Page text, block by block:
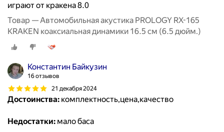
играют от кракена 8.0
Товар — Автомобильная акустика PROLOGY RX-165
KRAKEN коаксиальная динамики 16.5 см (6.5 дюйм.)
Константин Байкузин
16 отзывов
21 декабря 2024
Достоинства: комплектность,цена,качество
Недостатки: мало баса